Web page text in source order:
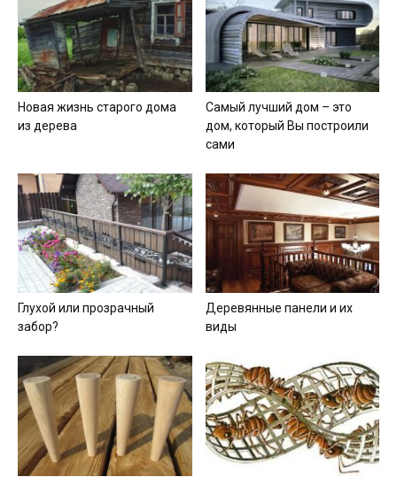
Новая жизнь старого дома
из дерева
Самый лучший дом – это
дом, который Вы построили
сами
Глухой или прозрачный
забор?
Деревянные панели и их
виды